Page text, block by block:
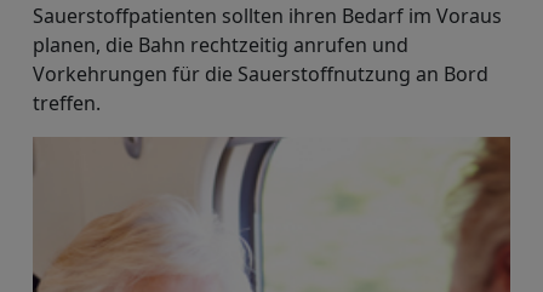
Sauerstoffpatienten sollten ihren Bedarf im Voraus
planen, die Bahn rechtzeitig anrufen und
Vorkehrungen für die Sauerstoffnutzung an Bord
treffen.